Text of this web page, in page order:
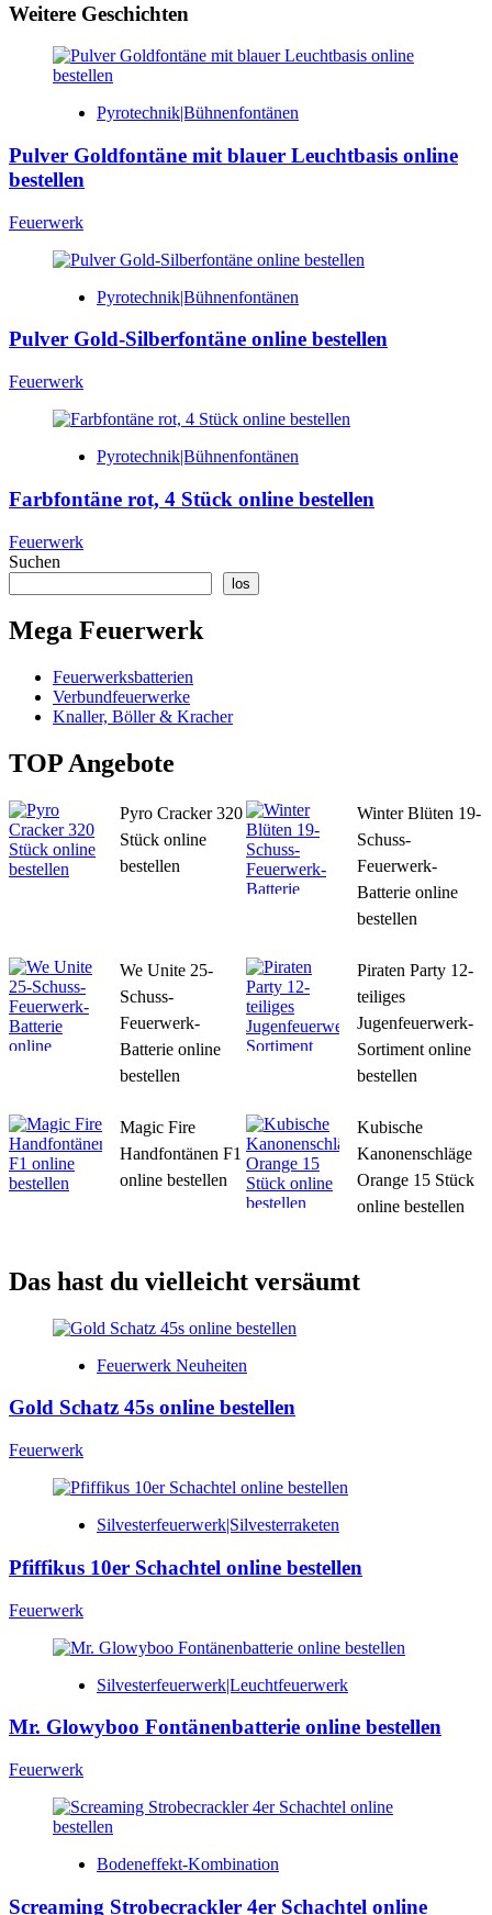
Weitere Geschichten
Pyrotechnik|Bühnenfontänen
Pulver Goldfontäne mit blauer Leuchtbasis online
bestellen
Feuerwerk
Pyrotechnik|Bühnenfontänen
Pulver Gold-Silberfontäne online bestellen
Feuerwerk
Pyrotechnik|Bühnenfontänen
Farbfontäne rot, 4 Stück online bestellen
Feuerwerk
Suchen
los
Mega Feuerwerk
Feuerwerksbatterien
Verbundfeuerwerke
Knaller, Böller & Kracher
TOP Angebote
Pyro Cracker 320
Stück online
bestellen
Winter Blüten 19-
Schuss-
Feuerwerk-
Batterie online
bestellen
We Unite 25-
Schuss-
Feuerwerk-
Batterie online
bestellen
Piraten Party 12-
teiliges
Jugenfeuerwerk-
Sortiment online
bestellen
Magic Fire
Handfontänen F1
online bestellen
Kubische
Kanonenschläge
Orange 15 Stück
online bestellen
Das hast du vielleicht versäumt
Feuerwerk Neuheiten
Gold Schatz 45s online bestellen
Feuerwerk
Silvesterfeuerwerk|Silvesterraketen
Pfiffikus 10er Schachtel online bestellen
Feuerwerk
Silvesterfeuerwerk|Leuchtfeuerwerk
Mr. Glowyboo Fontänenbatterie online bestellen
Feuerwerk
Bodeneffekt-Kombination
Screaming Strobecrackler 4er Schachtel online